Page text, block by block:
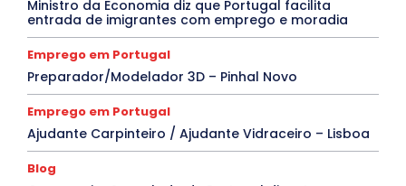
Ministro da Economia diz que Portugal facilita
entrada de imigrantes com emprego e moradia
Emprego em Portugal
Preparador/Modelador 3D – Pinhal Novo
Emprego em Portugal
Ajudante Carpinteiro / Ajudante Vidraceiro – Lisboa
Blog